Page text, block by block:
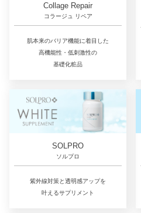
Collage Repair
コラージュ リペア
肌本来のバリア機能に着目した
高機能性・低刺激性の
基礎化粧品
SOLPRO
ソルプロ
紫外線対策と透明感アップを
叶えるサプリメント